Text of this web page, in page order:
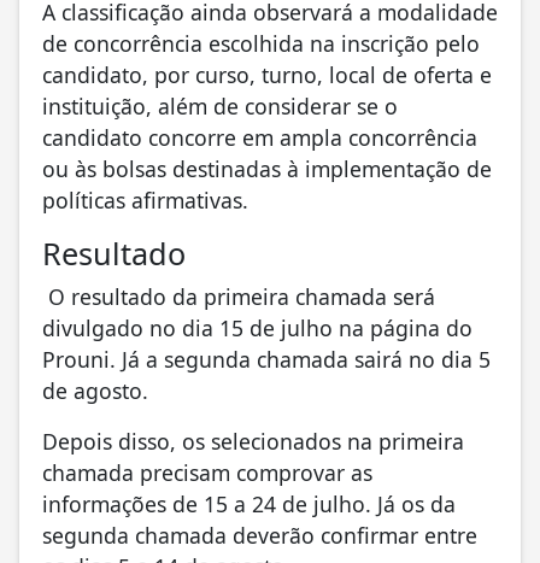
A classificação ainda observará a modalidade
de concorrência escolhida na inscrição pelo
candidato, por curso, turno, local de oferta e
instituição, além de considerar se o
candidato concorre em ampla concorrência
ou às bolsas destinadas à implementação de
políticas afirmativas.
Resultado
O resultado da primeira chamada será
divulgado no dia 15 de julho na página do
Prouni. Já a segunda chamada sairá no dia 5
de agosto.
Depois disso, os selecionados na primeira
chamada precisam comprovar as
informações de 15 a 24 de julho. Já os da
segunda chamada deverão confirmar entre